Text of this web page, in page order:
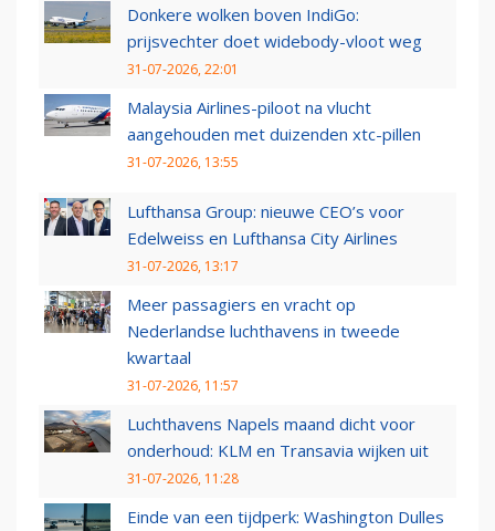
Donkere wolken boven IndiGo:
prijsvechter doet widebody-vloot weg
31-07-2026, 22:01
Malaysia Airlines-piloot na vlucht
aangehouden met duizenden xtc-pillen
31-07-2026, 13:55
Lufthansa Group: nieuwe CEO’s voor
Edelweiss en Lufthansa City Airlines
31-07-2026, 13:17
Meer passagiers en vracht op
Nederlandse luchthavens in tweede
kwartaal
31-07-2026, 11:57
Luchthavens Napels maand dicht voor
onderhoud: KLM en Transavia wijken uit
31-07-2026, 11:28
Einde van een tijdperk: Washington Dulles